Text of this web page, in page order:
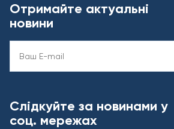
Отримайте актуальні
новини
Слідкуйте за новинами у
соц. мережах